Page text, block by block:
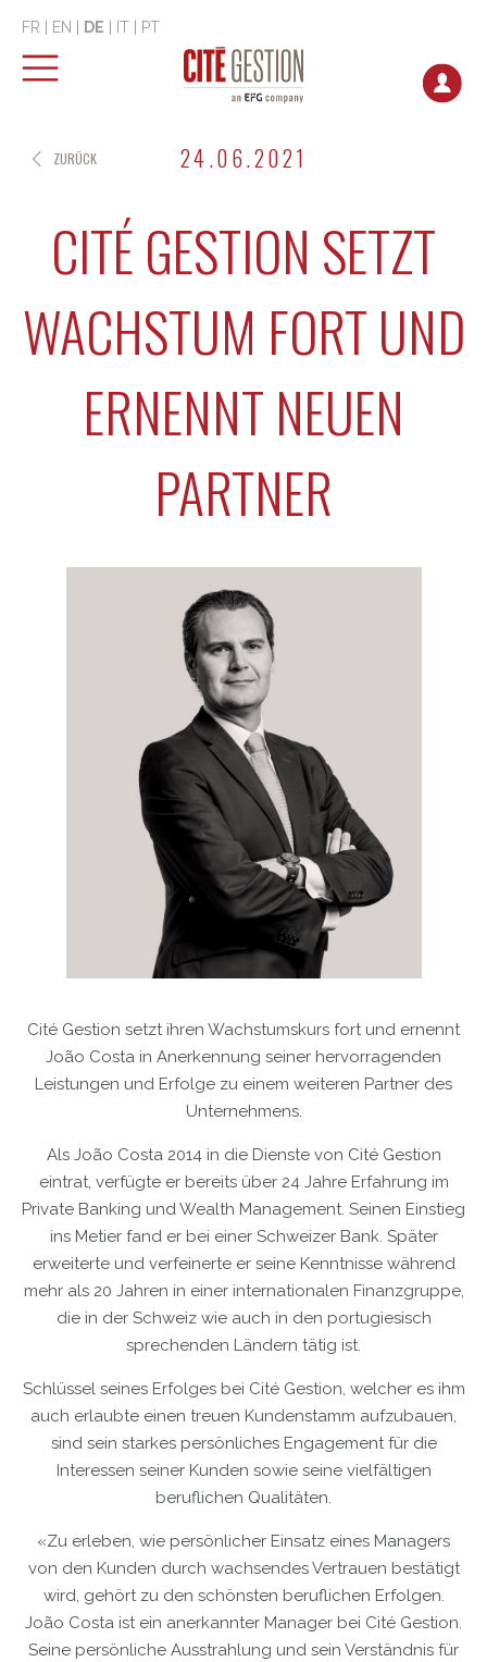
FR EN DE IT PT
24.06.2021
CITÉ GESTION SETZT
WACHSTUM FORT UND
ERNENNT NEUEN
PARTNER
Cité Gestion setzt ihren Wachstumskurs fort und ernennt
João Costa in Anerkennung seiner hervorragenden
Leistungen und Erfolge zu einem weiteren Partner des
Unternehmens.
Als João Costa 2014 in die Dienste von Cité Gestion
eintrat, verfügte er bereits über 24 Jahre Erfahrung im
Private Banking und Wealth Management. Seinen Einstieg
ins Metier fand er bei einer Schweizer Bank. Später
erweiterte und verfeinerte er seine Kenntnisse während
mehr als 20 Jahren in einer internationalen Finanzgruppe,
die in der Schweiz wie auch in den portugiesisch
sprechenden Ländern tätig ist.
Schlüssel seines Erfolges bei Cité Gestion, welcher es ihm
auch erlaubte einen treuen Kundenstamm aufzubauen,
sind sein starkes persönliches Engagement für die
Interessen seiner Kunden sowie seine vielfältigen
beruflichen Qualitäten.
«Zu erleben, wie persönlicher Einsatz eines Managers
von den Kunden durch wachsendes Vertrauen bestätigt
wird, gehört zu den schönsten beruflichen Erfolgen.
João Costa ist ein anerkannter Manager bei Cité Gestion.
Seine persönliche Ausstrahlung und sein Verständnis für
ZURÜCK